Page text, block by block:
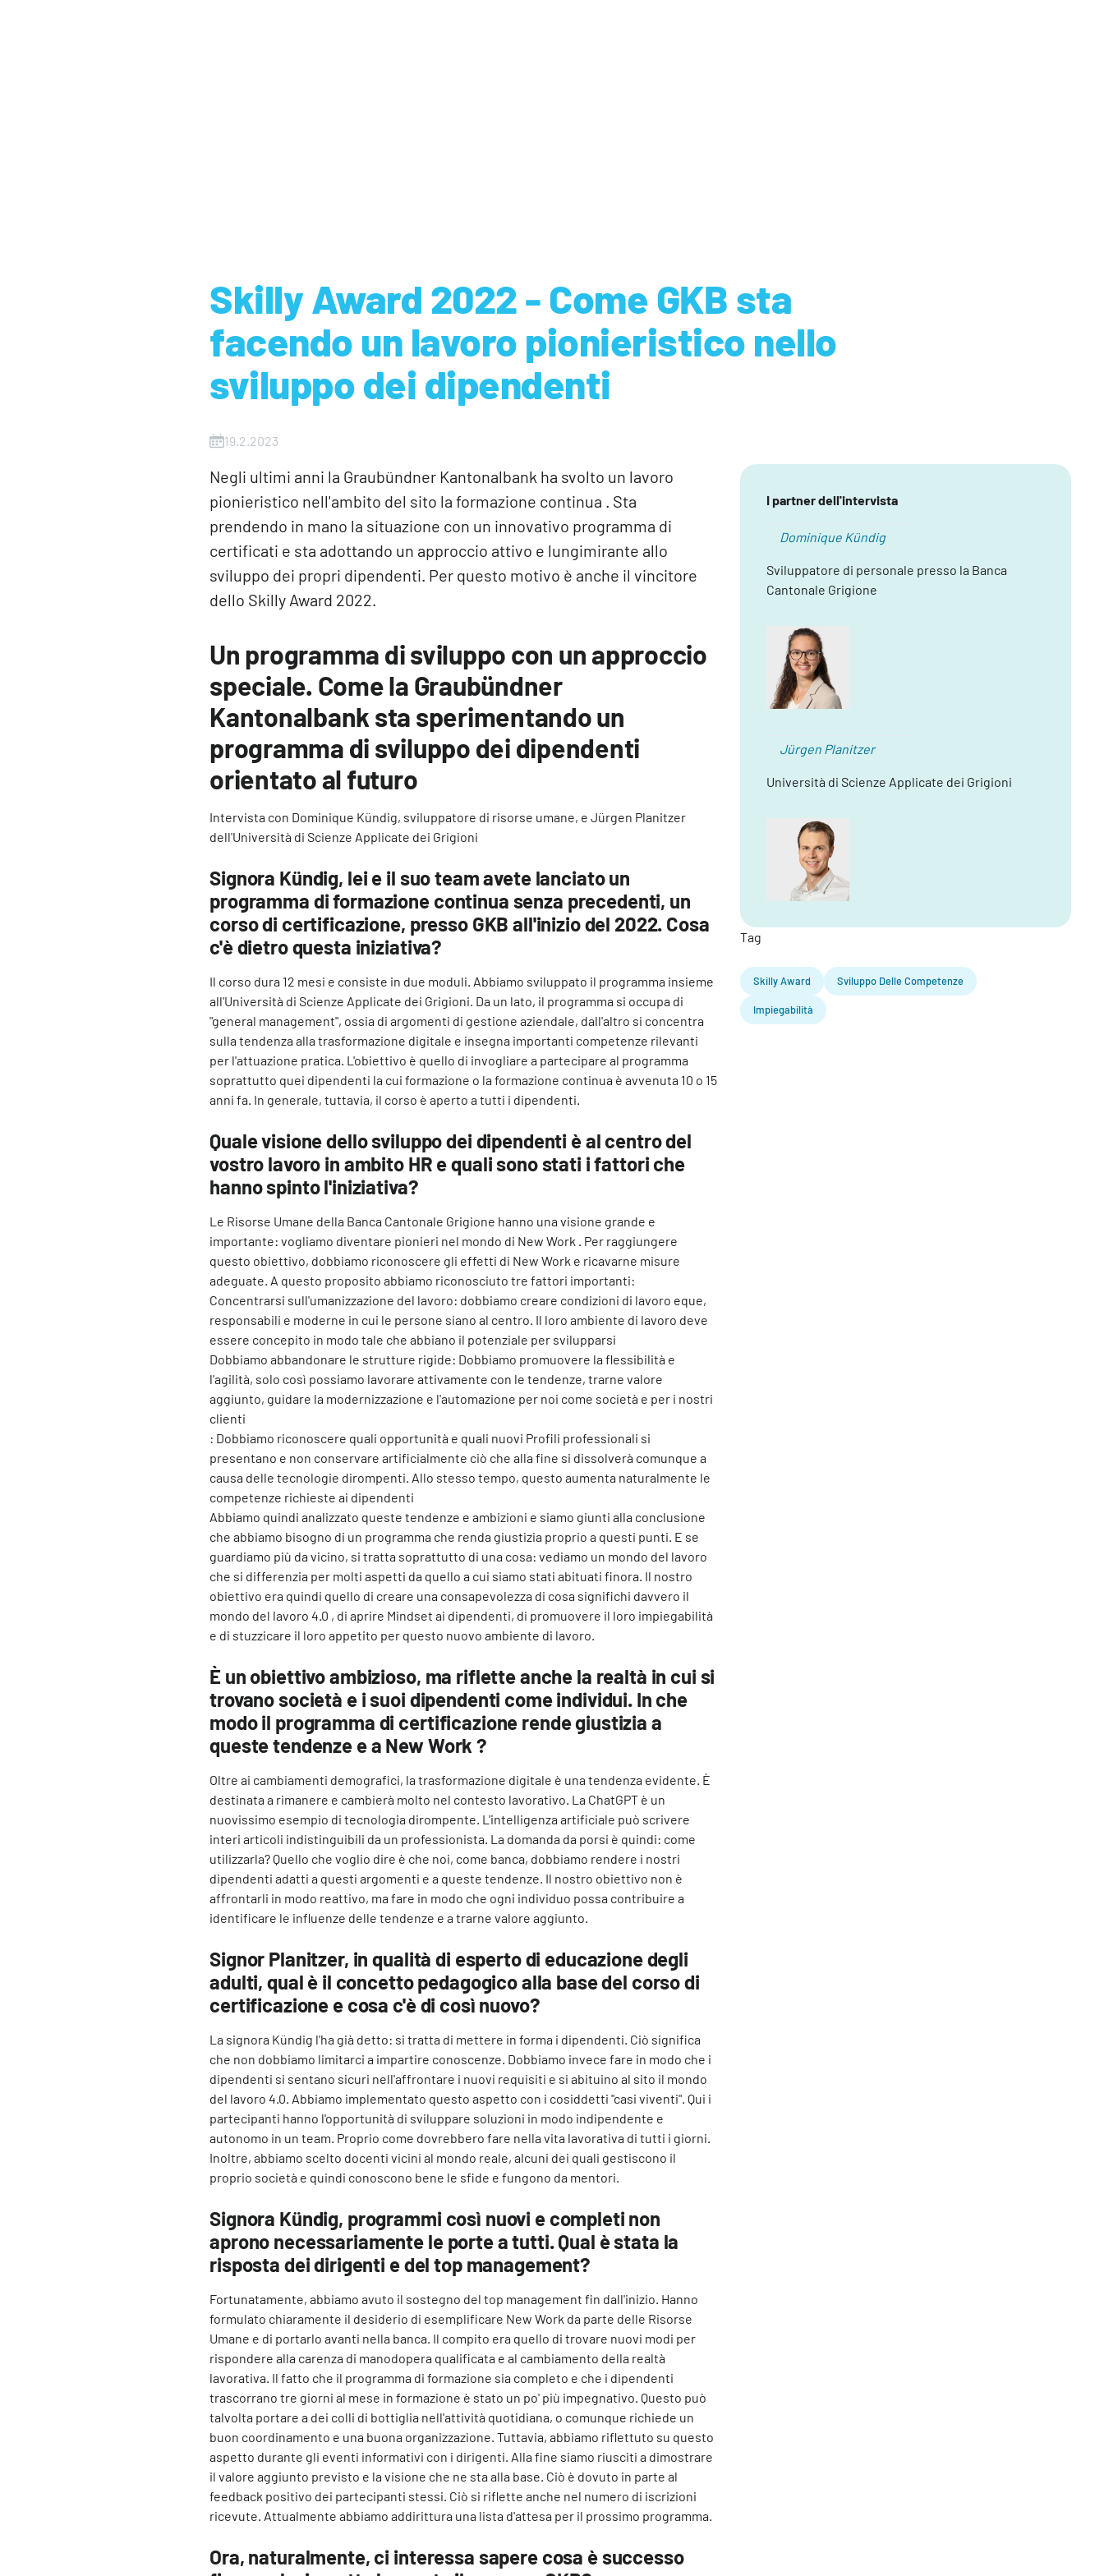
Skilly Award 2022 - Come GKB sta
facendo un lavoro pionieristico nello
sviluppo dei dipendenti
19.2.2023
Negli ultimi anni la Graubündner Kantonalbank ha svolto un lavoro
pionieristico nell'ambito del sito la formazione continua . Sta
prendendo in mano la situazione con un innovativo programma di
certificati e sta adottando un approccio attivo e lungimirante allo
sviluppo dei propri dipendenti. Per questo motivo è anche il vincitore
dello Skilly Award 2022.
Un programma di sviluppo con un approccio
speciale. Come la Graubündner
Kantonalbank sta sperimentando un
programma di sviluppo dei dipendenti
orientato al futuro
Intervista con Dominique Kündig, sviluppatore di risorse umane, e Jürgen Planitzer
dell'Università di Scienze Applicate dei Grigioni
Signora Kündig, lei e il suo team avete lanciato un
programma di formazione continua senza precedenti, un
corso di certificazione, presso GKB all'inizio del 2022. Cosa
c'è dietro questa iniziativa?
Il corso dura 12 mesi e consiste in due moduli. Abbiamo sviluppato il programma insieme
all'Università di Scienze Applicate dei Grigioni. Da un lato, il programma si occupa di
"general management", ossia di argomenti di gestione aziendale, dall'altro si concentra
sulla tendenza alla trasformazione digitale e insegna importanti competenze rilevanti
per l'attuazione pratica. L'obiettivo è quello di invogliare a partecipare al programma
soprattutto quei dipendenti la cui formazione o la formazione continua è avvenuta 10 o 15
anni fa. In generale, tuttavia, il corso è aperto a tutti i dipendenti.
Quale visione dello sviluppo dei dipendenti è al centro del
vostro lavoro in ambito HR e quali sono stati i fattori che
hanno spinto l'iniziativa?
Le Risorse Umane della Banca Cantonale Grigione hanno una visione grande e
importante: vogliamo diventare pionieri nel mondo di New Work . Per raggiungere
questo obiettivo, dobbiamo riconoscere gli effetti di New Work e ricavarne misure
adeguate. A questo proposito abbiamo riconosciuto tre fattori importanti:
Concentrarsi sull'umanizzazione del lavoro: dobbiamo creare condizioni di lavoro eque,
responsabili e moderne in cui le persone siano al centro. Il loro ambiente di lavoro deve
essere concepito in modo tale che abbiano il potenziale per svilupparsi
Dobbiamo abbandonare le strutture rigide: Dobbiamo promuovere la flessibilità e
l'agilità, solo così possiamo lavorare attivamente con le tendenze, trarne valore
aggiunto, guidare la modernizzazione e l'automazione per noi come società e per i nostri
clienti
: Dobbiamo riconoscere quali opportunità e quali nuovi Profili professionali si
presentano e non conservare artificialmente ciò che alla fine si dissolverà comunque a
causa delle tecnologie dirompenti. Allo stesso tempo, questo aumenta naturalmente le
competenze richieste ai dipendenti
Abbiamo quindi analizzato queste tendenze e ambizioni e siamo giunti alla conclusione
che abbiamo bisogno di un programma che renda giustizia proprio a questi punti. E se
guardiamo più da vicino, si tratta soprattutto di una cosa: vediamo un mondo del lavoro
che si differenzia per molti aspetti da quello a cui siamo stati abituati finora. Il nostro
obiettivo era quindi quello di creare una consapevolezza di cosa significhi davvero il
mondo del lavoro 4.0 , di aprire Mindset ai dipendenti, di promuovere il loro impiegabilità
e di stuzzicare il loro appetito per questo nuovo ambiente di lavoro.
È un obiettivo ambizioso, ma riflette anche la realtà in cui si
trovano società e i suoi dipendenti come individui. In che
modo il programma di certificazione rende giustizia a
queste tendenze e a New Work ?
Oltre ai cambiamenti demografici, la trasformazione digitale è una tendenza evidente. È
destinata a rimanere e cambierà molto nel contesto lavorativo. La ChatGPT è un
nuovissimo esempio di tecnologia dirompente. L'intelligenza artificiale può scrivere
interi articoli indistinguibili da un professionista. La domanda da porsi è quindi: come
utilizzarla? Quello che voglio dire è che noi, come banca, dobbiamo rendere i nostri
dipendenti adatti a questi argomenti e a queste tendenze. Il nostro obiettivo non è
affrontarli in modo reattivo, ma fare in modo che ogni individuo possa contribuire a
identificare le influenze delle tendenze e a trarne valore aggiunto.
Signor Planitzer, in qualità di esperto di educazione degli
adulti, qual è il concetto pedagogico alla base del corso di
certificazione e cosa c'è di così nuovo?
La signora Kündig l'ha già detto: si tratta di mettere in forma i dipendenti. Ciò significa
che non dobbiamo limitarci a impartire conoscenze. Dobbiamo invece fare in modo che i
dipendenti si sentano sicuri nell'affrontare i nuovi requisiti e si abituino al sito il mondo
del lavoro 4.0. Abbiamo implementato questo aspetto con i cosiddetti "casi viventi". Qui i
partecipanti hanno l'opportunità di sviluppare soluzioni in modo indipendente e
autonomo in un team. Proprio come dovrebbero fare nella vita lavorativa di tutti i giorni.
Inoltre, abbiamo scelto docenti vicini al mondo reale, alcuni dei quali gestiscono il
proprio società e quindi conoscono bene le sfide e fungono da mentori.
Signora Kündig, programmi così nuovi e completi non
aprono necessariamente le porte a tutti. Qual è stata la
risposta dei dirigenti e del top management?
Fortunatamente, abbiamo avuto il sostegno del top management fin dall'inizio. Hanno
formulato chiaramente il desiderio di esemplificare New Work da parte delle Risorse
Umane e di portarlo avanti nella banca. Il compito era quello di trovare nuovi modi per
rispondere alla carenza di manodopera qualificata e al cambiamento della realtà
lavorativa. Il fatto che il programma di formazione sia completo e che i dipendenti
trascorrano tre giorni al mese in formazione è stato un po' più impegnativo. Questo può
talvolta portare a dei colli di bottiglia nell'attività quotidiana, o comunque richiede un
buon coordinamento e una buona organizzazione. Tuttavia, abbiamo riflettuto su questo
aspetto durante gli eventi informativi con i dirigenti. Alla fine siamo riusciti a dimostrare
il valore aggiunto previsto e la visione che ne sta alla base. Ciò è dovuto in parte al
feedback positivo dei partecipanti stessi. Ciò si riflette anche nel numero di iscrizioni
ricevute. Attualmente abbiamo addirittura una lista d'attesa per il prossimo programma.
Ora, naturalmente, ci interessa sapere cosa è successo
I partner dell'intervista
Dominique Kündig
Sviluppatore di personale presso la Banca
Cantonale Grigione
Jürgen Planitzer
Università di Scienze Applicate dei Grigioni
Tag
Skilly Award Sviluppo Delle Competenze
Impiegabilità